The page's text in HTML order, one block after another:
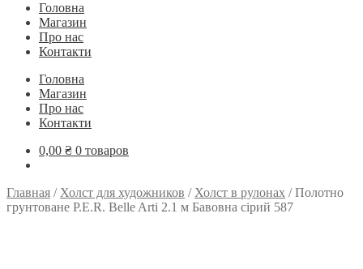
Головна
Магазин
Про нас
Контакти
Головна
Магазин
Про нас
Контакти
0,00 ₴ 0 товаров
Главная / Холст для художников / Холст в рулонах /Полотно
грунтоване P.E.R. Belle Arti 2.1 м Бавовна сірий 587